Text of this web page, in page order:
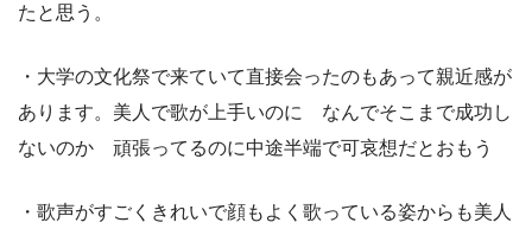
たと思う。
・大学の文化祭で来ていて直接会ったのもあって親近感が
あります。美人で歌が上手いのに なんでそこまで成功し
ないのか 頑張ってるのに中途半端で可哀想だとおもう
・歌声がすごくきれいで顔もよく歌っている姿からも美人